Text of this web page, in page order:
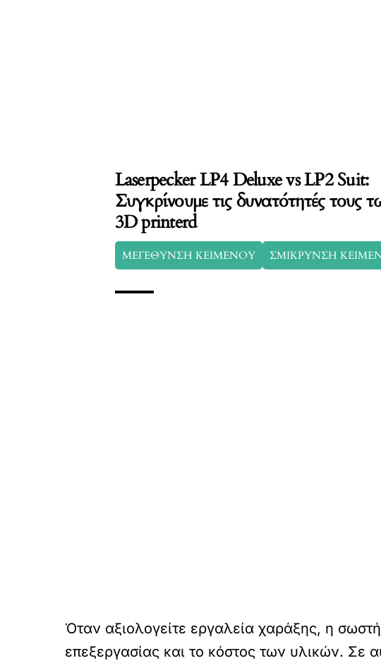
Laserpecker LP4 Deluxe vs LP2 Suit:
Συγκρίνουμε τις δυνατότητές τους
3D printerd
ΜΕΓΕΘΥΝΣΗ ΚΕΙΜΕΝΟΥ ΣΜΙΚΡΥΝΣΗ
Όταν αξιολογείτε εργαλεία χαράξης, η
επεξεργασίας και το κόστος των υλικών. Σε